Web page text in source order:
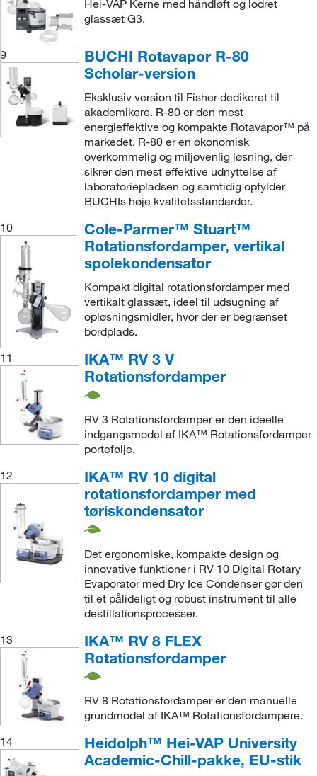
Hei-VAP Kerne med håndløft og lodret
glassæt G3.
9
BUCHI Rotavapor R-80
Scholar-version
Eksklusiv version til Fisher dedikeret til
akademikere. R-80 er den mest
energieffektive og kompakte Rotavapor™ på
markedet. R-80 er en økonomisk
overkommelig og miljøvenlig løsning, der
sikrer den mest effektive udnyttelse af
laboratoriepladsen og samtidig opfylder
BUCHIs høje kvalitetsstandarder.
10
Cole-Parmer™ Stuart™
Rotationsfordamper, vertikal
spolekondensator
Kompakt digital rotationsfordamper med
vertikalt glassæt, ideel til udsugning af
opløsningsmidler, hvor der er begrænset
bordplads.
11
IKA™ RV 3 V
Rotationsfordamper
RV 3 Rotationsfordamper er den ideelle
indgangsmodel af IKA™ Rotationsfordamper
portefølje.
12
IKA™ RV 10 digital
rotationsfordamper med
tøriskondensator
Det ergonomiske, kompakte design og
innovative funktioner i RV 10 Digital Rotary
Evaporator med Dry Ice Condenser gør den
til et pålideligt og robust instrument til alle
destillationsprocesser.
13
IKA™ RV 8 FLEX
Rotationsfordamper
RV 8 Rotationsfordamper er den manuelle
grundmodel af IKA™ Rotationsfordampere.
14
Heidolph™ Hei-VAP University
Academic-Chill-pakke, EU-stik